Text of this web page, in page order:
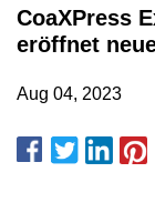
CoaXPress
eröffnet
Aug 04, 2023